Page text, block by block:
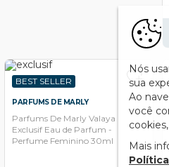
BEST SELLER
PARFUMS DE MARLY
Parfums De Marly Valaya
Exclusif Eau de Parfum -
Perfume Feminino 30ml
Nós
sua
Ao
você
Mais